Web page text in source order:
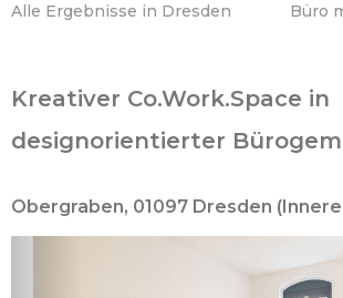
Alle Ergebnisse in Dresden Büro
Kreativer Co.Work.Space in
designorientierter
Obergraben, 01097 Dresden